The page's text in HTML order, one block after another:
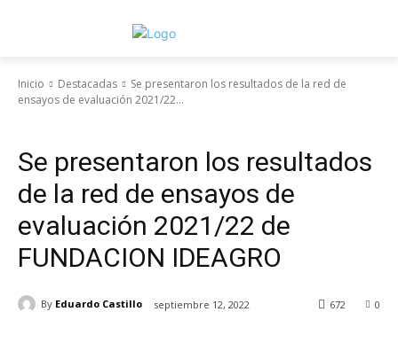
Inicio Destacadas
Se presentaron los resultados de la red de
ensayos de evaluación 2021/22...
Se presentaron los resultados
de la red de ensayos de
evaluación 2021/22 de
FUNDACION IDEAGRO
By Eduardo Castillo septiembre 12, 2022 0
672